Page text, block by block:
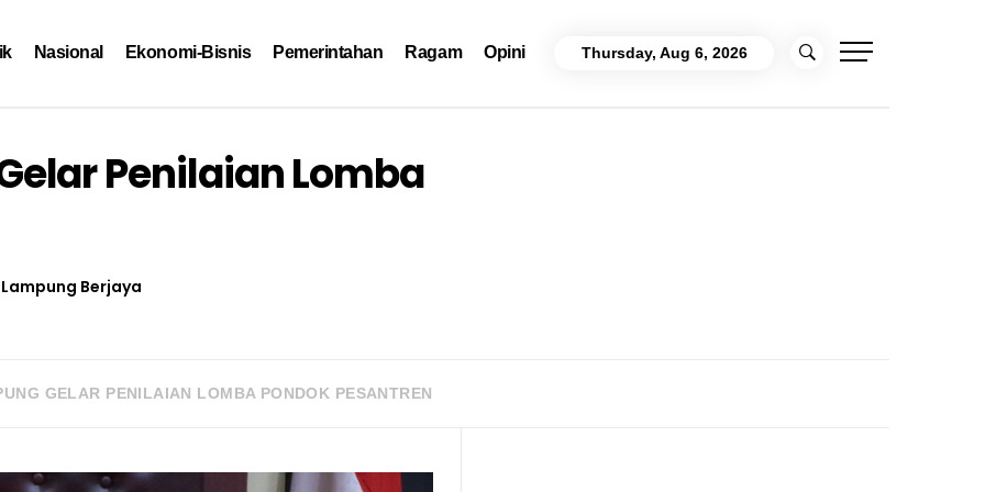
Nasional Ekonomi-Bisnis Pemerintahan Ragam Opini Thursday, Aug 6, 2026
Penilaian Lomba
Lampung Berjaya
GELAR PENILAIAN LOMBA PONDOK PESANTREN